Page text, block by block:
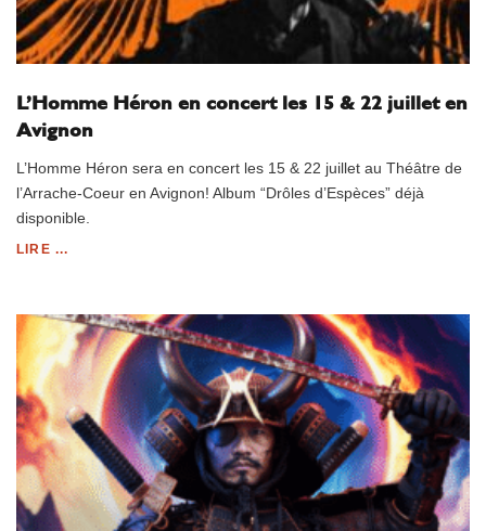
L’Homme Héron en concert les 15 & 22 juillet en
Avignon
L’Homme Héron sera en concert les 15 & 22 juillet au Théâtre de
l’Arrache-Coeur en Avignon! Album “Drôles d’Espèces” déjà
disponible.
LIRE ...